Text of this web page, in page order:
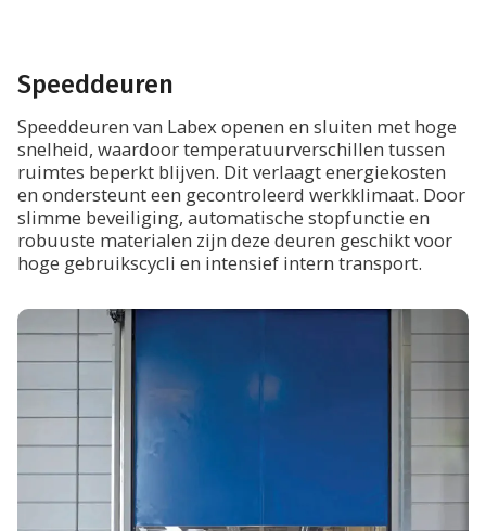
Nieuws
Dealerlogin
Contact
Speeddeuren
Speeddeuren van Labex openen en sluiten met hoge
snelheid, waardoor temperatuurverschillen tussen
ruimtes beperkt blijven. Dit verlaagt energiekosten
en ondersteunt een gecontroleerd werkklimaat. Door
slimme beveiliging, automatische stopfunctie en
robuuste materialen zijn deze deuren geschikt voor
hoge gebruikscycli en intensief intern transport.